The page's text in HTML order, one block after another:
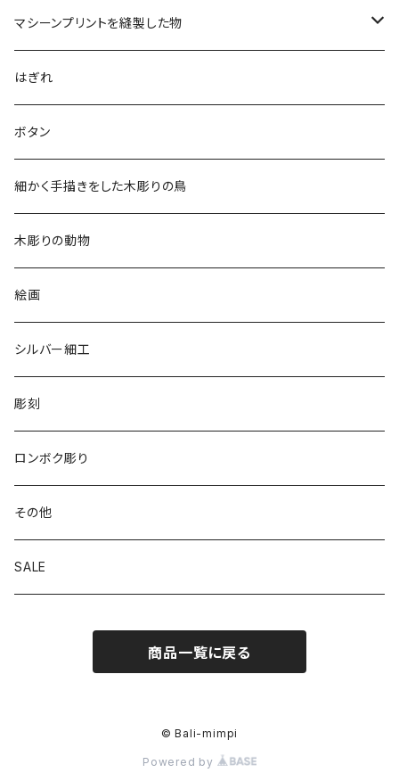
マシーンプリントを縫製した物
アロハシャツ
2018
2019
ドレスシャツ
チュニック
リバーシブル 帽子
リバーシブル エコバッグ
はぎれ
ボタン
細かく手描きをした木彫りの鳥
木彫りの動物
絵画
シルバー細工
彫刻
ロンボク彫り
その他
SALE
商品一覧に戻る
© Bali-mimpi
Powered by